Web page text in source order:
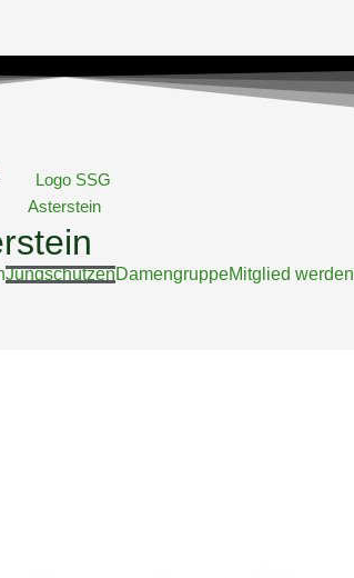
JungschützenDamengruppeMitglied werden